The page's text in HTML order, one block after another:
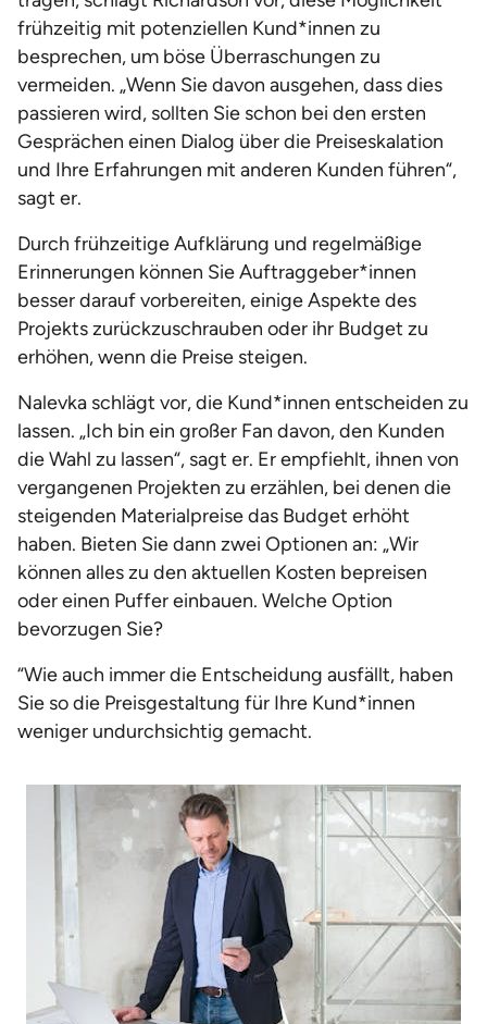
frühzeitig mit potenziellen Kund*innen zu
besprechen, um böse Überraschungen zu
vermeiden. „Wenn Sie davon ausgehen, dass dies
passieren wird, sollten Sie schon bei den ersten
Gesprächen einen Dialog über die Preiseskalation
und Ihre Erfahrungen mit anderen Kunden führen“,
sagt er.
Durch frühzeitige Aufklärung und regelmäßige
Erinnerungen können Sie Auftraggeber*innen
besser darauf vorbereiten, einige Aspekte des
Projekts zurückzuschrauben oder ihr Budget zu
erhöhen, wenn die Preise steigen.
Nalevka schlägt vor, die Kund*innen entscheiden zu
lassen. „Ich bin ein großer Fan davon, den Kunden
die Wahl zu lassen“, sagt er. Er empfiehlt, ihnen von
vergangenen Projekten zu erzählen, bei denen die
steigenden Materialpreise das Budget erhöht
haben. Bieten Sie dann zwei Optionen an: „Wir
können alles zu den aktuellen Kosten bepreisen
oder einen Puffer einbauen. Welche Option
bevorzugen Sie?
“Wie auch immer die Entscheidung ausfällt, haben
Sie so die Preisgestaltung für Ihre Kund*innen
weniger undurchsichtig gemacht.